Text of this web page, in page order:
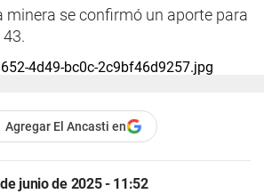
minera se confirmó un aporte para
43.
Agregar El Ancasti en
junio de 2025 - 11:52